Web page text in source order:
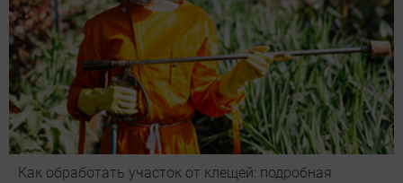
Как обработать участок от клещей: подробная